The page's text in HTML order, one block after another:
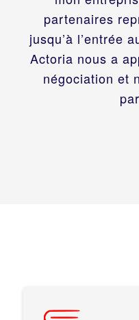
partenaires
jusqu’à l’entrée
Actoria nous a
négociation et